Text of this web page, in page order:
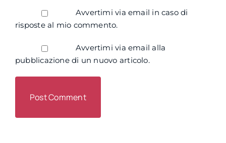
Avvertimi via email in caso di
risposte al mio commento.
Avvertimi via email alla
pubblicazione di un nuovo articolo.